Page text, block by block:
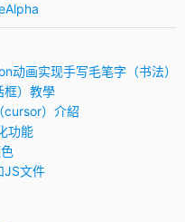
动画实现手写毛笔字（书法）
框）教學
cursor）介紹
功能
JS文件